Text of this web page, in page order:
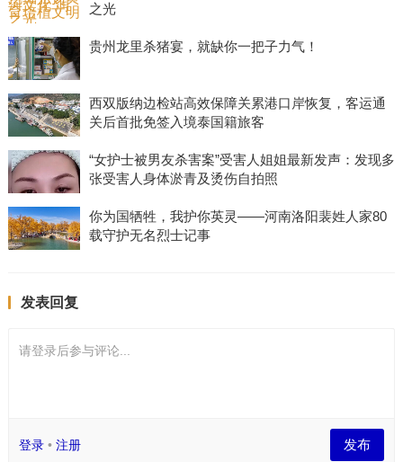
之光
贵州龙里杀猪宴，就缺你一把子力气！
西双版纳边检站高效保障关累港口岸恢复，客运通
关后首批免签入境泰国籍旅客
“女护士被男友杀害案”受害人姐姐最新发声：发现多
张受害人身体淤青及烫伤自拍照
你为国牺牲，我护你英灵——河南洛阳裴姓人家80
载守护无名烈士记事
发表回复
请登录后参与评论...
登录• 注册 发布